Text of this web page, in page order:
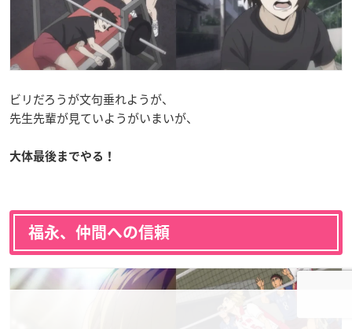
ビリだろうが文句垂れようが、
先生先輩が見ていようがいまいが、
大体最後までやる！
福永、仲間への信頼